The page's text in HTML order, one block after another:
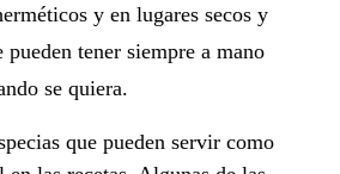
y en lugares secos y
pueden tener siempre a mano
se quiera.
que pueden servir como